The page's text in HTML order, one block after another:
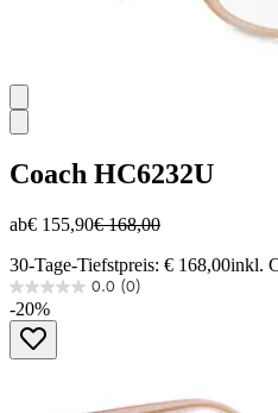
Coach HC6232U
ab€ 155,90€ 168,00
30-Tage-Tiefstpreis: € 168,00inkl.
0.0 (0)
0.0
von
Sternen.
-20%